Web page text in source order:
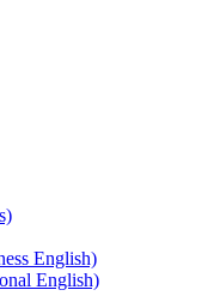
English)
English)